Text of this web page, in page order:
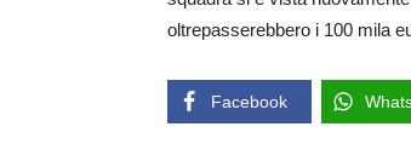
oltrepasserebbero i 100 mila
Facebook